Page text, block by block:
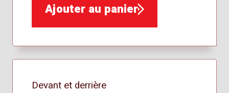
Ajouter au panier
Devant et derrière